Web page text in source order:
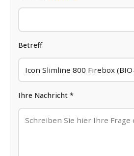
Betreff
Ihre Nachricht *